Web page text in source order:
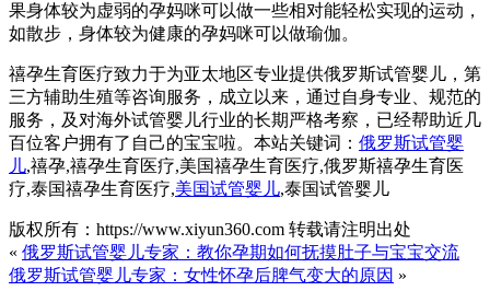
果身体较为虚弱的孕妈咪可以做一些相对能轻松实现的运动，
如散步，身体较为健康的孕妈咪可以做瑜伽。
禧孕生育医疗致力于为亚太地区专业提供俄罗斯试管婴儿，第
三方辅助生殖等咨询服务，成立以来，通过自身专业、规范的
服务，及对海外试管婴儿行业的长期严格考察，已经帮助近几
百位客户拥有了自己的宝宝啦。本站关键词： 俄罗斯试管婴
儿,禧孕,禧孕生育医疗,美国禧孕生育医疗,俄罗斯禧孕生育医
疗,泰国禧孕生育医疗,美国试管婴儿,泰国试管婴儿
版权所有：https://www.xiyun360.com 转载请注明出处
« 俄罗斯试管婴儿专家：教你孕期如何抚摸肚子与宝宝交流
俄罗斯试管婴儿专家：女性怀孕后脾气变大的原因 »